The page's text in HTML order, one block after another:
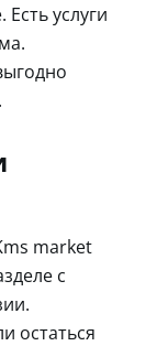
услуги
market
с
остаться